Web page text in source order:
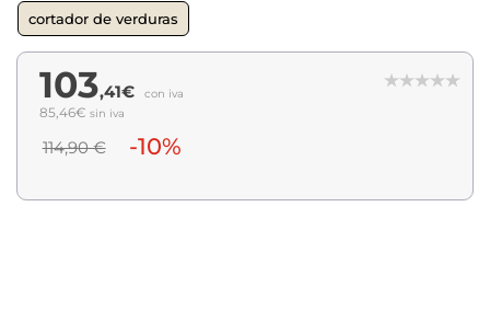
cortador de verduras
103,41€ con iva
85,46€ sin iva
114,90 € -10%